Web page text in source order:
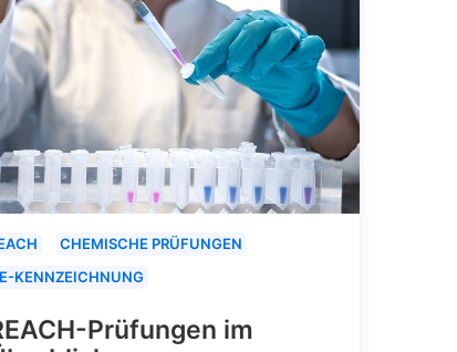
CHEMISCHE PRÜFUNGEN
KENNZEICHNUNG
Prüfungen im